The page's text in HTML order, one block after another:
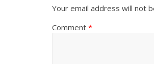
Your email address will not
Comment *